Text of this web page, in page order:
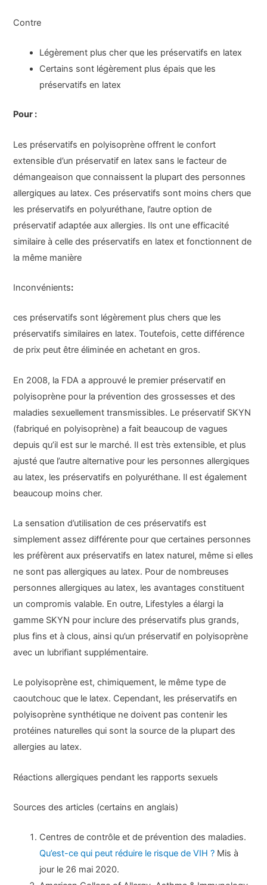
Contre
Légèrement plus cher que les préservatifs en latex
Certains sont légèrement plus épais que les
préservatifs en latex
Pour :
Les préservatifs en polyisoprène offrent le confort
extensible d’un préservatif en latex sans le facteur de
démangeaison que connaissent la plupart des personnes
allergiques au latex. Ces préservatifs sont moins chers que
les préservatifs en polyuréthane, l’autre option de
préservatif adaptée aux allergies. Ils ont une efficacité
similaire à celle des préservatifs en latex et fonctionnent de
la même manière
Inconvénients:
ces préservatifs sont légèrement plus chers que les
préservatifs similaires en latex. Toutefois, cette différence
de prix peut être éliminée en achetant en gros.
En 2008, la FDA a approuvé le premier préservatif en
polyisoprène pour la prévention des grossesses et des
maladies sexuellement transmissibles. Le préservatif SKYN
(fabriqué en polyisoprène) a fait beaucoup de vagues
depuis qu’il est sur le marché. Il est très extensible, et plus
ajusté que l’autre alternative pour les personnes allergiques
au latex, les préservatifs en polyuréthane. Il est également
beaucoup moins cher.
La sensation d’utilisation de ces préservatifs est
simplement assez différente pour que certaines personnes
les préfèrent aux préservatifs en latex naturel, même si elles
ne sont pas allergiques au latex. Pour de nombreuses
personnes allergiques au latex, les avantages constituent
un compromis valable. En outre, Lifestyles a élargi la
gamme SKYN pour inclure des préservatifs plus grands,
plus fins et à clous, ainsi qu’un préservatif en polyisoprène
avec un lubrifiant supplémentaire.
Le polyisoprène est, chimiquement, le même type de
caoutchouc que le latex. Cependant, les préservatifs en
polyisoprène synthétique ne doivent pas contenir les
protéines naturelles qui sont la source de la plupart des
allergies au latex.
Réactions allergiques pendant les rapports sexuels
Sources des articles (certains en anglais)
Centres de contrôle et de prévention des maladies.
Qu’est-ce qui peut réduire le risque de VIH ? Mis à
jour le 26 mai 2020.